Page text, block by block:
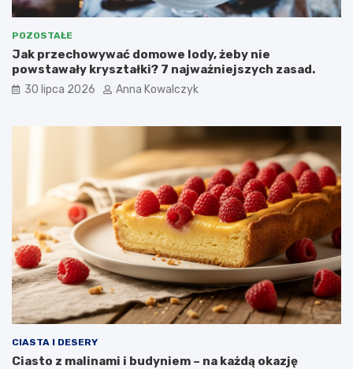
POZOSTAŁE
Jak przechowywać domowe lody, żeby nie
powstawały kryształki? 7 najważniejszych zasad.
30 lipca 2026 Anna Kowalczyk
CIASTA I DESERY
Ciasto z malinami i budyniem – na każdą okazję